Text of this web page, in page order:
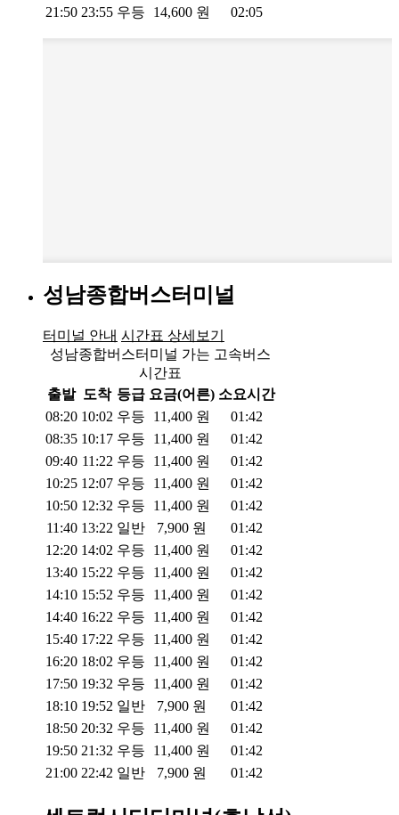
21:50 23:55 우등 14,600 원 02:05
성남종합버스터미널
터미널 안내 시간표 상세보기
성남종합버스터미널 가는 고속버스
시간표
출발 도착 등급 요금(어른) 소요시간
08:20 10:02 우등 11,400 원
01:42
08:35 10:17 우등 11,400 원
01:42
09:40 11:22 우등 11,400 원
01:42
10:25 12:07 우등 11,400 원
01:42
10:50 12:32 우등 11,400 원
01:42
11:40 13:22 일반 7,900 원
01:42
12:20 14:02 우등 11,400 원
01:42
13:40 15:22 우등 11,400 원
01:42
14:10 15:52 우등 11,400 원
01:42
14:40 16:22 우등 11,400 원
01:42
15:40 17:22 우등 11,400 원
01:42
16:20 18:02 우등 11,400 원
01:42
17:50 19:32 우등 11,400 원
01:42
18:10 19:52 일반 7,900 원
01:42
18:50 20:32 우등 11,400 원
01:42
19:50 21:32 우등 11,400 원
01:42
21:00 22:42 일반 7,900 원 01:42